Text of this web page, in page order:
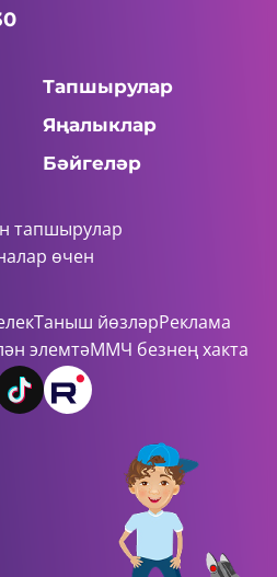
Тапшырулар
Яңалыклар
Бәйгеләр
тапшырулар
өчен
Таныш йөзләрРеклама
элемтәММЧ безнең хакта